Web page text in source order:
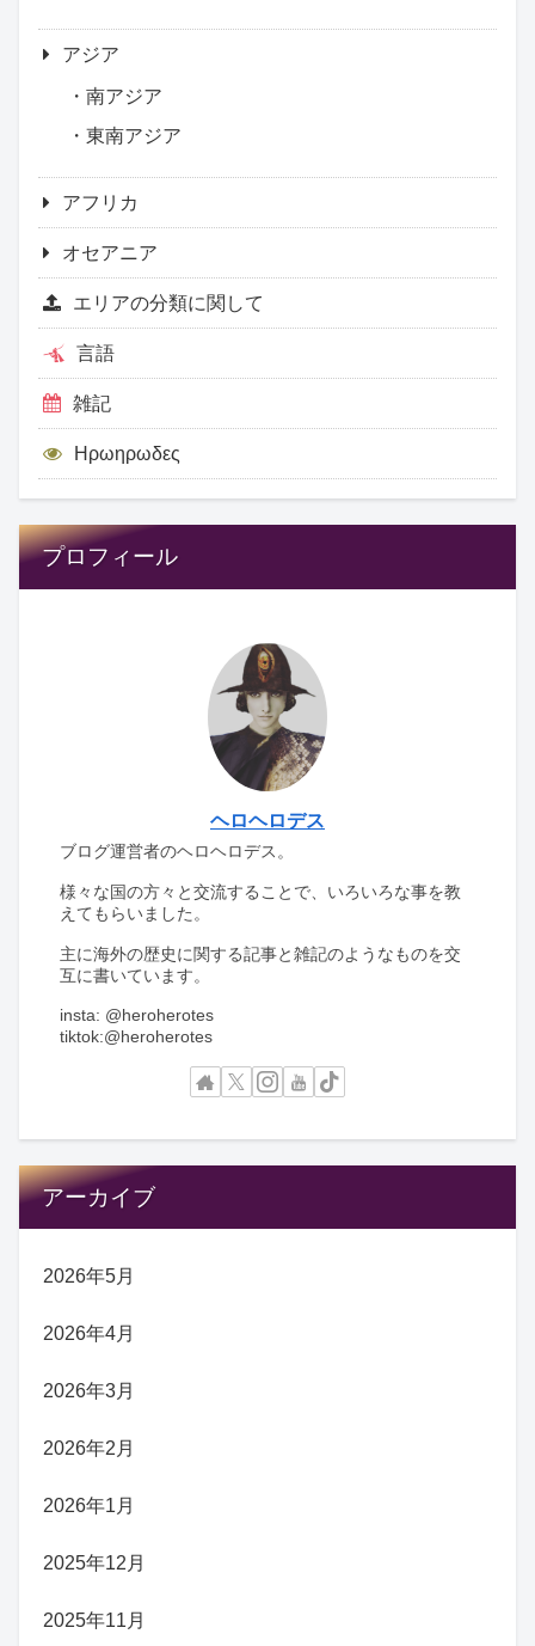
アジア
南アジア
東南アジア
アフリカ
オセアニア
エリアの分類に関して
言語
雑記
Ηρωηρωδες
プロフィール
ヘロヘロデス
ブログ運営者のヘロヘロデス。
様々な国の方々と交流することで、いろいろな事を教
えてもらいました。
主に海外の歴史に関する記事と雑記のようなものを交
互に書いています。
insta: @heroherotes
tiktok:@heroherotes
アーカイブ
2026年5月
2026年4月
2026年3月
2026年2月
2026年1月
2025年12月
2025年11月